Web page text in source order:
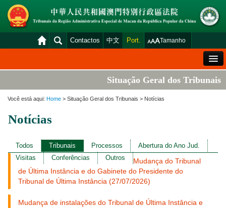
Contactos 中文 Port. Tamanho
Situação Geral dos Tribunais
Venda Judicial
Consulta das declarações de rendimentos
Download
Situação Geral dos Tribunais
Você está aqui: Home > Situação Geral dos Tribunais > Notícias
Notícias
Todos Tribunais Processos
Abertura do Ano Jud.
Visitas
Conferências Outros
Mudança do Tribunal
de Última Instância e do Gabinete do Presidente do
Tribunal de Última Instância (27/07/2026)
Mudança de instalações do Tribunal de Última Instância e